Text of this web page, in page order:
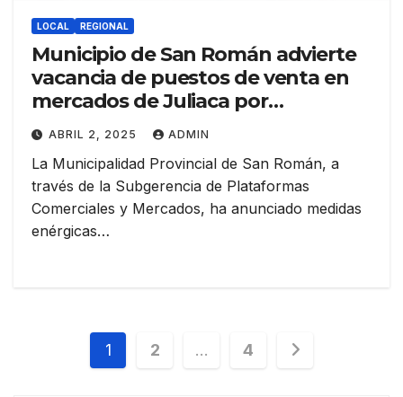
LOCAL REGIONAL
Municipio de San Román advierte
vacancia de puestos de venta en
mercados de Juliaca por
inactividad y alquiler ilegal
ABRIL 2, 2025 ADMIN
La Municipalidad Provincial de San Román, a
través de la Subgerencia de Plataformas
Comerciales y Mercados, ha anunciado medidas
enérgicas…
Navegación
1 2 … 4